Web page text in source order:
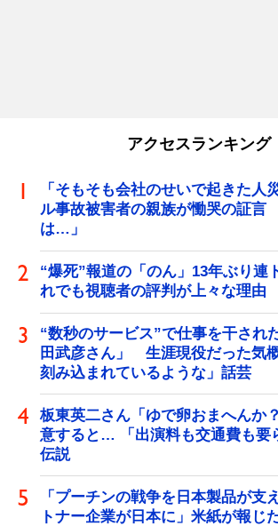
アクセスランキング
「そもそも会社のせいで起きた
ル事故被害者の親族が慟哭の証
は…」
“爆死”報道の「のん」13年ぶり
れでも視聴者の評判が上々な理由
“数秒のサービス”で仕事を干され
田武彦さん」 生涯現役だった気
刻み込まれているような」話芸
板東英二さん「ゆで卵おまへんか
意すると… 「出演料も交通費も要
伝説
「プーチンの戦争を日本製品が支
トナー企業が日本に」米紙が報じ